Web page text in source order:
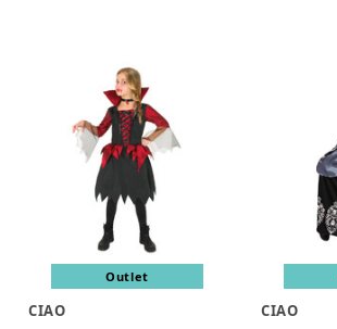
Outlet
CIAO
CIAO